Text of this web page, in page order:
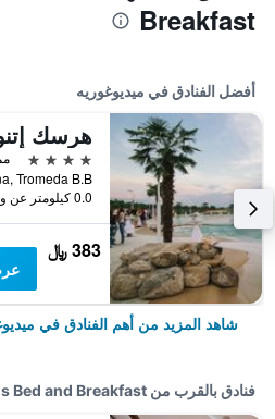
Breakfast
أفضل الفنادق في ميديوغوريه
4 نجوم
0.0 كيلومتر عن وسط المدينة
383 ﷼
شاهد المزيد من أهم الفنادق في
فنادق بالقرب من Quo Vadis Bed and Breakfast